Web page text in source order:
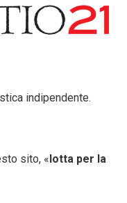
indipendente.
sito, «lotta per la